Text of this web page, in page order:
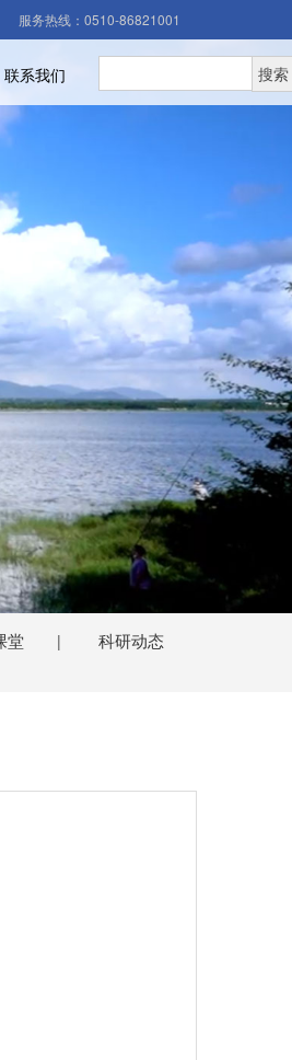
服务热线：0510-86821001
联系我们
堂 | 科研动态